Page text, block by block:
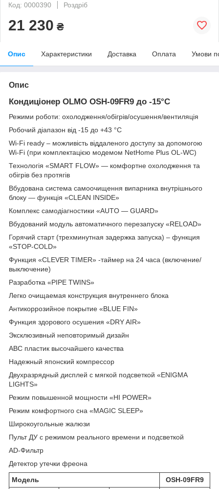
Код: 0000390
Роздріб
21 230 ₴
Опис Характеристики Доставка Оплата Умови
Опис
Кондиціонер OLMO OSH-09FR9 до -15°С
Режими роботи: охолодження/обігрів/осушення/вентиляція
Робочий діапазон від -15 до +43 °C
Wi-Fi ready – можливість віддаленого доступу за допомогою
Wi-Fi (при комплектацією модемом NetHome Plus OL-WC)
Технологія «SMART FLOW» — комфортне охолодження та
обігрів без протягів
Вбудована система самоочищення випарника внутрішнього
блоку — функція «CLEAN INSIDE»
Комплекс самодіагностики «AUTO — GUARD»
Вбудований модуль автоматичного перезапуску «RELOAD»
Горячий старт (трехминутная задержка запуска) – функция
«STOP-COLD»
Функция «СLEVER TIMER» -таймер на 24 часа (включение/
выключение)
Разработка «PIPE TWINS»
Легко очищаемая конструкция внутреннего блока
Антикоррозийное покрытие «BLUE FIN»
Функция здорового осушения «DRY AIR»
Эксклюзивный неповторимый дизайн
ABC пластик высочайшего качества
Надежный японский компрессор
Двухразрядный дисплей c мягкой подсветкой «ENIGMA
LIGHTS»
Режим повышенной мощности «HI POWER»
Режим комфортного сна «MAGIC SLEEP»
Широкоугольные жалюзи
Пульт ДУ с режимом реального времени и подсветкой
AD-Фильтр
Детектор утечки фреона
Модель
OSH-09FR9